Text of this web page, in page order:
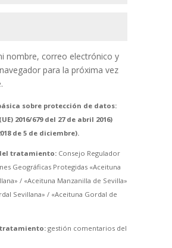
nombre, correo electrónico y
para la próxima vez
sobre protección de datos:
2016/679 del 27 de abril 2016)
de 5 de diciembre).
tratamiento:Consejo Regulador
Geográficas Protegidas «Aceituna
/ «Aceituna Manzanilla de Sevilla»
Sevillana» / «Aceituna Gordal de
gestión comentarios del